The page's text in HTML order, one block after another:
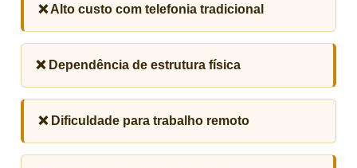
❌ Alto custo com telefonia tradicional
❌ Dependência de estrutura física
❌ Dificuldade para trabalho remoto